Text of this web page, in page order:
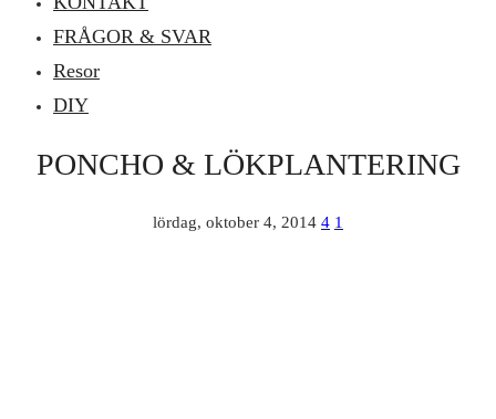
FRÅGOR & SVAR
Resor
DIY
PONCHO & LÖKPLANTERING
lördag, oktober 4, 2014 4 1